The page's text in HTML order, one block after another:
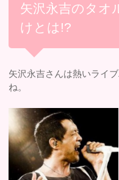
矢沢永吉のタオ
けとは!?
矢沢永吉さんは熱いライ
ね。